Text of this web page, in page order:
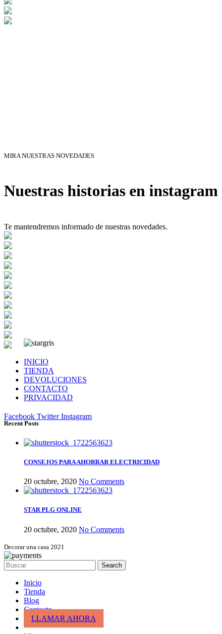
MIRA NUESTRAS NOVEDADES
Nuestras historias en instagram
Te mantendremos informado de nuestras novedades.
INICIO
TIENDA
DEVOLUCIONES
CONTACTO
PRIVACIDAD
Facebook Twitter Instagram
Recent Posts
CONSEJOS PARA AHORRAR ELECTRICIDAD
20 octubre, 2020 No Comments
STAR PLG ONLINE
20 octubre, 2020 No Comments
Decorar una casa 2021
Search
Inicio
Tienda
Blog
Contacto
LLAMAR AHORA